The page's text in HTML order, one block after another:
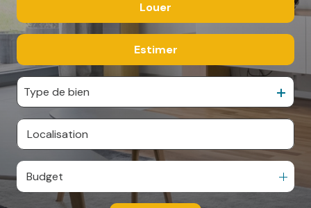
ESPACE
CONTACT
De l'immo pro
Louer
De l'immo pro
Estimer
Type de bien
Budget